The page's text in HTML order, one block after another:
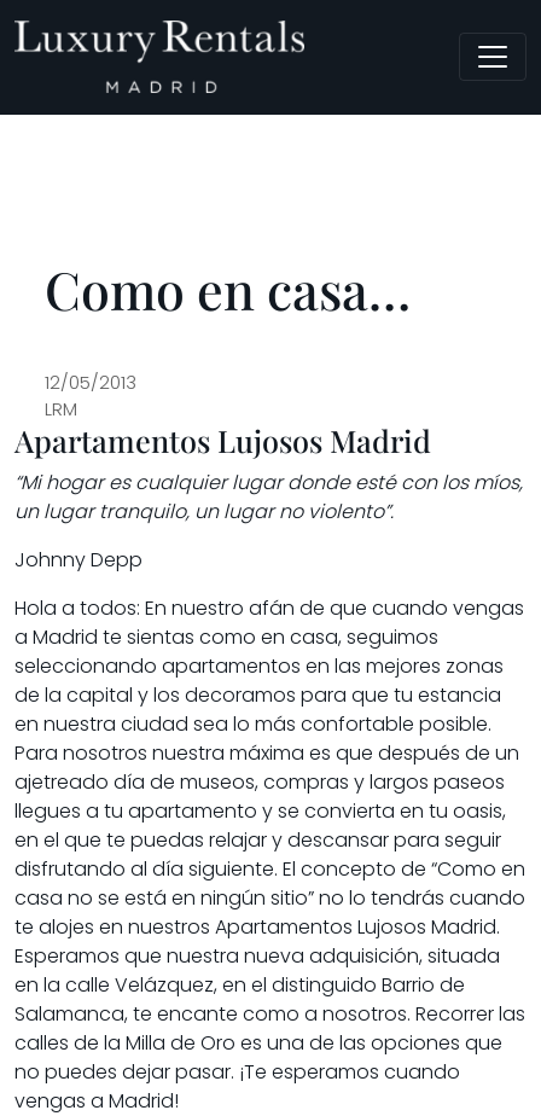
Navegación principal
Como en casa…
12/05/2013
LRM
Apartamentos Lujosos Madrid
“Mi hogar es cualquier lugar donde esté con los míos,
un lugar tranquilo, un lugar no violento”.
Johnny Depp
Hola a todos: En nuestro afán de que cuando vengas
a Madrid te sientas como en casa, seguimos
seleccionando apartamentos en las mejores zonas
de la capital y los decoramos para que tu estancia
en nuestra ciudad sea lo más confortable posible.
Para nosotros nuestra máxima es que después de un
ajetreado día de museos, compras y largos paseos
llegues a tu apartamento y se convierta en tu oasis,
en el que te puedas relajar y descansar para seguir
disfrutando al día siguiente. El concepto de “Como en
casa no se está en ningún sitio” no lo tendrás cuando
te alojes en nuestros Apartamentos Lujosos Madrid.
Esperamos que nuestra nueva adquisición, situada
en la calle Velázquez, en el distinguido Barrio de
Salamanca, te encante como a nosotros. Recorrer las
calles de la Milla de Oro es una de las opciones que
no puedes dejar pasar. ¡Te esperamos cuando
vengas a Madrid!